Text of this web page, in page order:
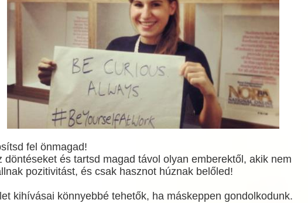
fel önmagad!
döntéseket és tartsd magad távol olyan emberektől, akik nem
pozitivitást, és csak hasznot húznak belőled!
kihívásai könnyebbé tehetők, ha máskeppen gondolkodunk.